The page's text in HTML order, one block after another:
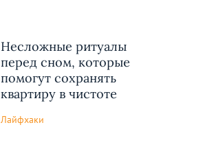
Несложные ритуалы
перед сном, которые
помогут сохранять
квартиру в чистоте
Лайфхаки